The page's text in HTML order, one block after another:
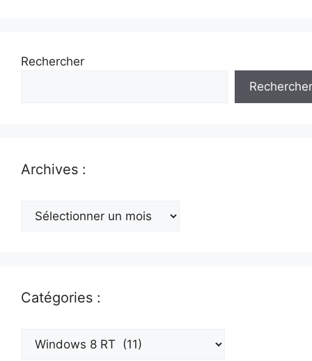
Rechercher
Rechercher
Archives :
Archives
Catégories :
Catégories